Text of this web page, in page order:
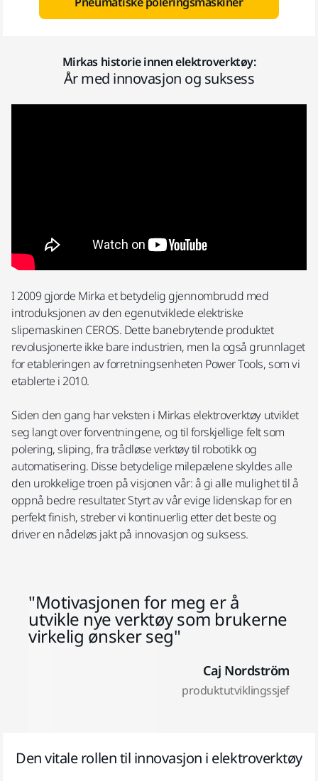
Mirkas historie innen elektroverktøy:
År med innovasjon og suksess
I 2009 gjorde Mirka et betydelig gjennombrudd med
introduksjonen av den egenutviklede elektriske
slipemaskinen CEROS. Dette banebrytende produktet
revolusjonerte ikke bare industrien, men la også grunnlaget
for etableringen av forretningsenheten Power Tools, som vi
etablerte i 2010.
Siden den gang har veksten i Mirkas elektroverktøy utviklet
seg langt over forventningene, og til forskjellige felt som
polering, sliping, fra trådløse verktøy til robotikk og
automatisering. Disse betydelige milepælene skyldes alle
den urokkelige troen på visjonen vår: å gi alle mulighet til å
oppnå bedre resultater. Styrt av vår evige lidenskap for en
perfekt finish, streber vi kontinuerlig etter det beste og
driver en nådeløs jakt på innovasjon og suksess.
Motivasjonen for meg er å
utvikle nye verktøy som brukerne
virkelig ønsker seg
Caj Nordström
produktutviklingssjef
Den vitale rollen til innovasjon i elektroverktøy